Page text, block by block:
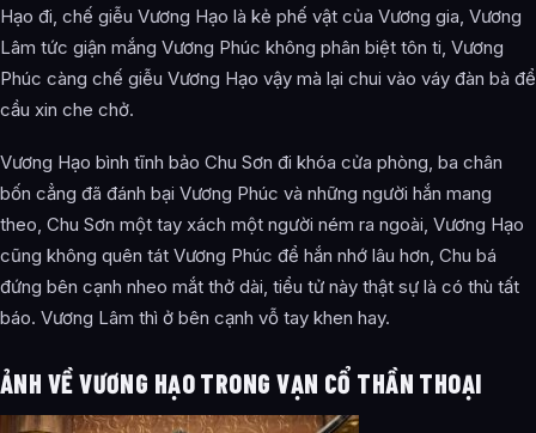
Hạo đi, chế giễu Vương Hạo là kẻ phế vật của Vương gia, Vương
Lâm tức giận mắng Vương Phúc không phân biệt tôn ti, Vương
Phúc càng chế giễu Vương Hạo vậy mà lại chui vào váy đàn bà để
cầu xin che chở.
Vương Hạo bình tĩnh bảo Chu Sơn đi khóa cửa phòng, ba chân
bốn cẳng đã đánh bại Vương Phúc và những người hắn mang
theo, Chu Sơn một tay xách một người ném ra ngoài, Vương Hạo
cũng không quên tát Vương Phúc để hắn nhớ lâu hơn, Chu bá
đứng bên cạnh nheo mắt thở dài, tiểu tử này thật sự là có thù tất
báo. Vương Lâm thì ở bên cạnh vỗ tay khen hay.
ẢNH VỀ VƯƠNG HẠO TRONG VẠN CỔ THẦN THOẠI